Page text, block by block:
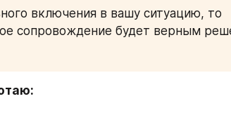
включения в вашу ситуацию, то
сопровождение будет верным